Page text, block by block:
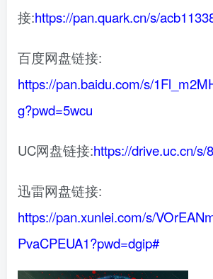
接:https://pan.quark.cn/s/
百度网盘链接:
https://pan.baidu.com/s/
g?pwd=5wcu
UC网盘链接:https://drive.uc.cn/s/
迅雷网盘链接:
https://pan.xunlei.com/s/
PvaCPEUA1?pwd=dgip#